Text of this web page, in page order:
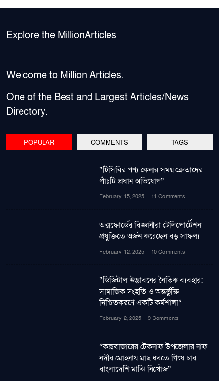
Explore the MillionArticles
Welcome to Million Articles.
One of the Best and Largest Articles/News
Directory.
POPULAR COMMENTS TAGS
“টিসিবির পণ্য কেনার সময় ক্রেতাদের
পাঁচটি প্রধান অভিযোগ”
February 15, 2025 11 Comments
অক্সফোর্ডের বিজ্ঞানীরা টেলিপোর্টেশন
প্রযুক্তিতে অর্জন করেছেন বড় সাফল্য
February 12, 2025 10 Comments
“ডিজিটাল উদ্ভাবনের নৈতিক ব্যবহার:
সামাজিক সংহতি ও অন্তর্ভুক্তি
নিশ্চিতকরণে একটি কর্মশালা”
February 2, 2025 9 Comments
”কক্সবাজারের টেকনাফ উপজেলার নাফ
নদীর মোহনায় মাছ ধরতে গিয়ে চার
বাংলাদেশি মাঝি নিখোঁজ”